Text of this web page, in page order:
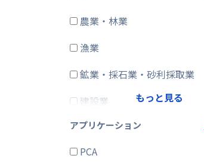
CRM・SFA
ERP
在庫購買
その他
農業・林業
漁業
鉱業・採石業・砂利採取業
建設業
製造業
電気・ガス・熱供給・水道業
もっと見る
アプリケーション
PCA